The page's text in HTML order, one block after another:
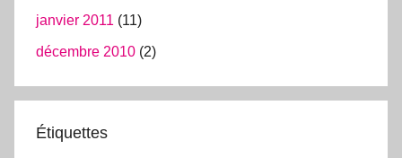
janvier 2011 (11)
décembre 2010 (2)
Étiquettes